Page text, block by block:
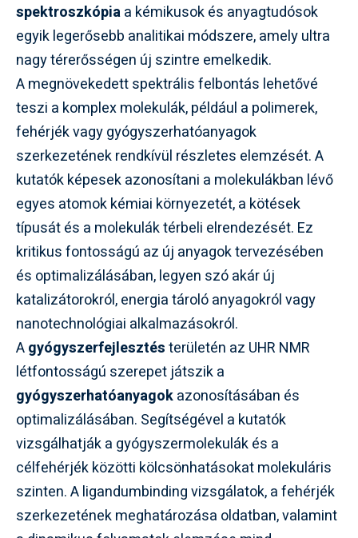
spektroszkópiaa kémikusok és anyagtudósok
egyik legerősebb analitikai módszere, amely ultra
nagy térerősségen új szintre emelkedik.
A megnövekedett spektrális felbontás lehetővé
teszi a komplex molekulák, például a polimerek,
fehérjék vagy gyógyszerhatóanyagok
szerkezetének rendkívül részletes elemzését. A
kutatók képesek azonosítani a molekulákban lévő
egyes atomok kémiai környezetét, a kötések
típusát és a molekulák térbeli elrendezését. Ez
kritikus fontosságú az új anyagok tervezésében
és optimalizálásában, legyen szó akár új
katalizátorokról, energia tároló anyagokról vagy
nanotechnológiai alkalmazásokról.
Agyógyszerfejlesztésterületén az UHR NMR
létfontosságú szerepet játszik a
gyógyszerhatóanyagokazonosításában és
optimalizálásában. Segítségével a kutatók
vizsgálhatják a gyógyszermolekulák és a
célfehérjék közötti kölcsönhatásokat molekuláris
szinten. A ligandumbinding vizsgálatok, a fehérjék
szerkezetének meghatározása oldatban, valamint